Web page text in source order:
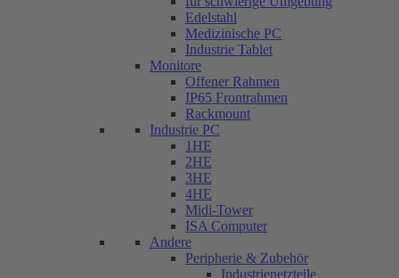
Edelstahl
Medizinische PC
Industrie Tablet
Monitore
Offener Rahmen
IP65 Frontrahmen
Rackmount
Industrie PC
1HE
2HE
3HE
4HE
Midi-Tower
ISA Computer
Andere
Peripherie & Zubehör
Industrienetzteile